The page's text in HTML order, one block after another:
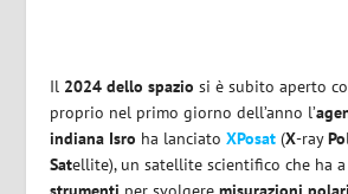
Il 2024 dello spazio si è subito aperto
proprio nel primo giorno dell’anno l’
indiana Isro ha lanciatoXPosat (X-rayPo
Satellite), un satellite scientifico che ha